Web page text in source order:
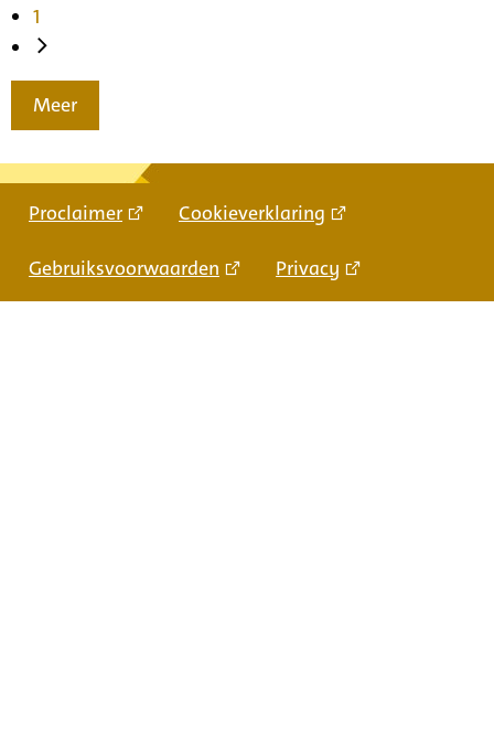
1
Meer
Proclaimer Cookieverklaring
Gebruiksvoorwaarden Privacy